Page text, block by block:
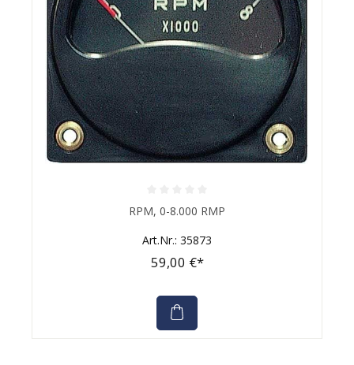
Durchschnittliche Bewertung von 0 von 5 Sternen
RPM, 0-8.000 RMP
Art.Nr.: 35873
59,00 €*